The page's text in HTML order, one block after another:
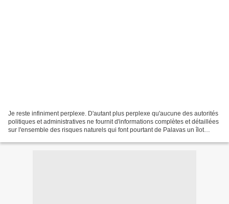
Je reste infiniment perplexe. D'autant plus perplexe qu'aucune des autorités
politiques et administratives ne fournit d'informations complètes et détaillées
sur l'ensemble des risques naturels qui font pourtant de Palavas un îlot